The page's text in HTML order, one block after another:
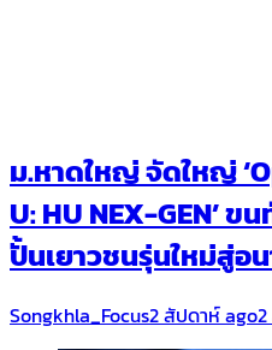
ม.หาดใหญ่ จัดใหญ่
U: HU NEX-GEN’
ปั้นเยาวชนรุ่นใหม่สู่อ
Songkhla_Focus2 สัปดาห์ ago